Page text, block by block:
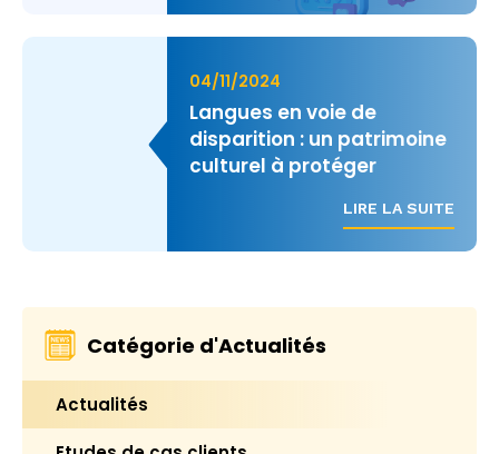
04/11/2024
Langues en voie de
disparition : un patrimoine
culturel à protéger
LIRE LA SUITE
Catégorie d'Actualités
Actualités